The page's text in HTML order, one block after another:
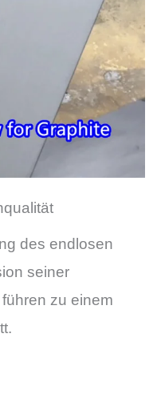
des endlosen
seiner
zu einem